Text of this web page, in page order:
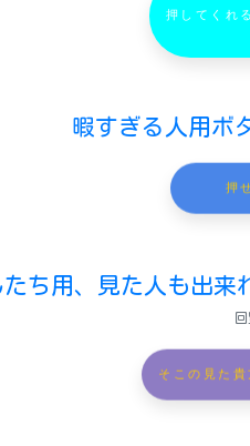
押してくれ
暇すぎる人用ボ
押
ち用、見た人も出来
そこの見た